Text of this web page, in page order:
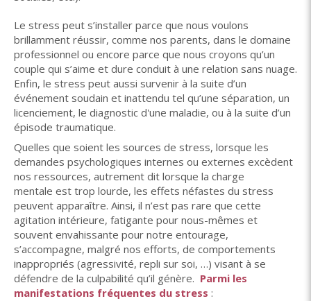
Le stress peut s’installer parce que nous voulons
brillamment réussir, comme nos parents, dans le domaine
professionnel ou encore parce que nous croyons qu’un
couple qui s’aime et dure conduit à une relation sans nuage.
Enfin, le stress peut aussi survenir à la suite d’un
événement soudain et inattendu tel qu’une séparation, un
licenciement, le diagnostic d'une maladie, ou à la suite d’un
épisode traumatique.
Quelles que soient les sources de stress, lorsque les
demandes psychologiques internes ou externes excèdent
nos ressources, autrement dit lorsque la charge
mentale est trop lourde, les effets néfastes du stress
peuvent apparaître. Ainsi, il n’est pas rare que cette
agitation intérieure, fatigante pour nous-mêmes et
souvent envahissante pour notre entourage,
s’accompagne, malgré nos efforts, de comportements
inappropriés (agressivité, repli sur soi, …) visant à se
défendre de la culpabilité qu’il génère. Parmi les
manifestations fréquentes du stress :